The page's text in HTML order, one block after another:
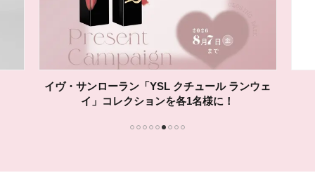
イヴ・サンローラン「YSL クチュール ランウェ
イ」コレクションを各1名様に！